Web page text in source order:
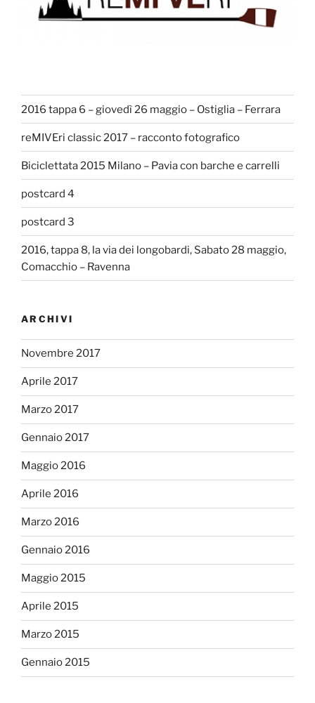
2016 tappa 6 – giovedì 26 maggio – Ostiglia – Ferrara
reMIVEri classic 2017 – racconto fotografico
Biciclettata 2015 Milano – Pavia con barche e carrelli
postcard 4
postcard 3
2016, tappa 8, la via dei longobardi, Sabato 28 maggio,
Comacchio – Ravenna
ARCHIVI
Novembre 2017
Aprile 2017
Marzo 2017
Gennaio 2017
Maggio 2016
Aprile 2016
Marzo 2016
Gennaio 2016
Maggio 2015
Aprile 2015
Marzo 2015
Gennaio 2015